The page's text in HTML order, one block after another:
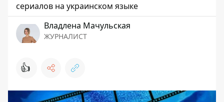
сериалов на украинском языке
Владлена Мачульская
ЖУРНАЛИСТ
👍